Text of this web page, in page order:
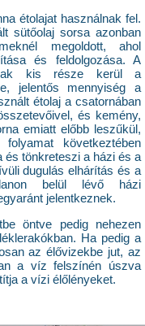
étolajat használnak fel.
sütőolaj sorsa azonban
megoldott, ahol
és feldolgozása. A
kis része kerül a
jelentős mennyiség a
étolaj a csatornában
és kemény,
emiatt előbb leszűkül,
következtében
és tönkreteszi a házi és a
dugulás elhárítás és a
belül lévő házi
jelentkeznek.
öntve pedig nehezen
Ha pedig a
az élővizekbe jut, az
a víz felszínén úszva
a vízi élőlényeket.